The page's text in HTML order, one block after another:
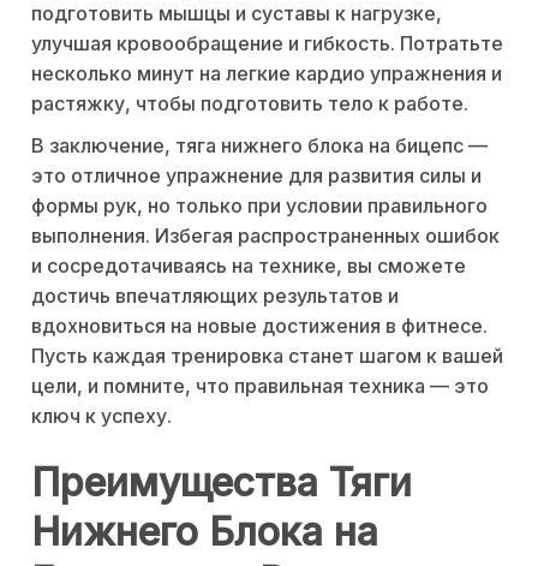
подготовить мышцы и суставы к нагрузке,
улучшая кровообращение и гибкость. Потратьте
несколько минут на легкие кардио упражнения и
растяжку, чтобы подготовить тело к работе.
В заключение, тяга нижнего блока на бицепс —
это отличное упражнение для развития силы и
формы рук, но только при условии правильного
выполнения. Избегая распространенных ошибок
и сосредотачиваясь на технике, вы сможете
достичь впечатляющих результатов и
вдохновиться на новые достижения в фитнесе.
Пусть каждая тренировка станет шагом к вашей
цели, и помните, что правильная техника — это
ключ к успеху.
Преимущества Тяги
Нижнего Блока на